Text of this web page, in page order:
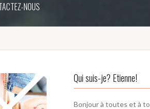
NOUS
Qui suis-je? Etienne!
Bonjour à toutes et à